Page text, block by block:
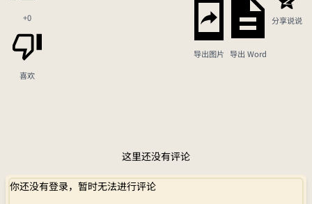
+0
喜欢
导出图片 导出 Word
分享说说
这里还没有评论
你还没有登录，暂时无法进行评论